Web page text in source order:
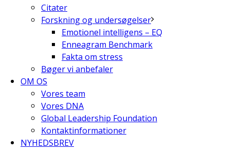
Citater
Forskning og undersøgelser
Emotionel intelligens – EQ
Enneagram Benchmark
Fakta om stress
Bøger vi anbefaler
OM OS
Vores team
Vores DNA
Global Leadership Foundation
Kontaktinformationer
NYHEDSBREV